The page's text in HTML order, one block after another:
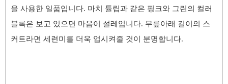
을 사용한 일품입니다. 마치 튤립과 같은 핑크와 그린의 컬러
블록은 보고 있으면 마음이 설레입니다. 무릎아래 길이의 스
커트라면 세련미를 더욱 업시켜줄 것이 분명합니다.